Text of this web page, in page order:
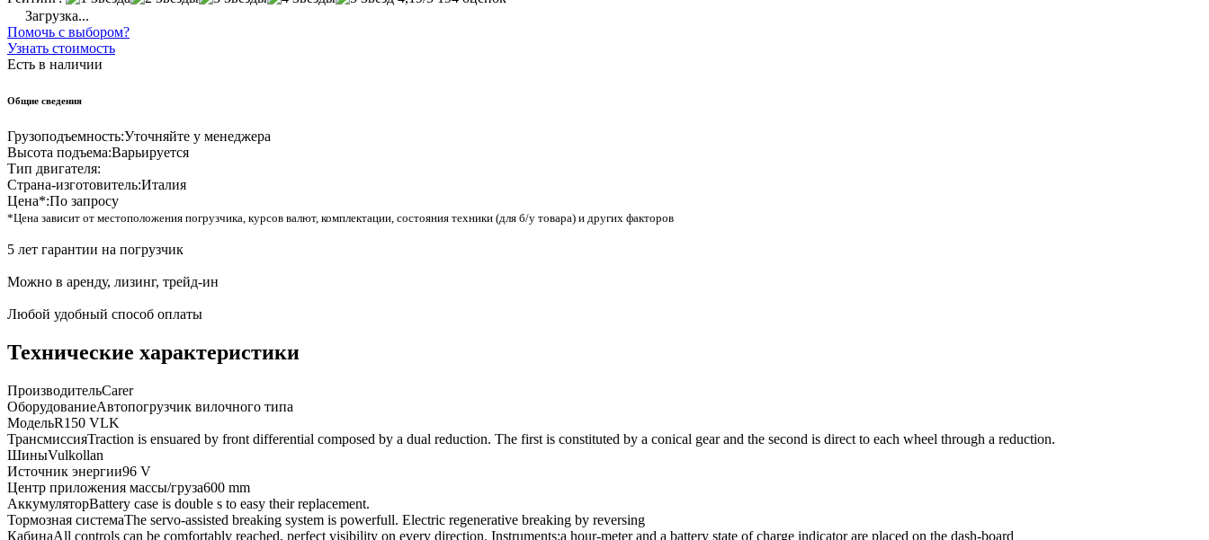
Загрузка...
Помочь с выбором?
Узнать стоимость
Есть в наличии
Общие сведения
Грузоподъемность:Уточняйте у менеджера
Высота подъема:Варьируется
Тип двигателя:
Страна-изготовитель:Италия
Цена*:По запросу
*Цена зависит от местоположения погрузчика, курсов валют, комплектации, состояния техники (для б/у товара) и других факторов
5 лет гарантии на погрузчик
Можно в аренду, лизинг, трейд-ин
Любой удобный способ оплаты
Технические характеристики
ПроизводительCarer
ОборудованиеАвтопогрузчик вилочного типа
МодельR150 VLK
ТрансмиссияTraction is ensuared by front differential composed by a dual reduction. The first is constituted by a conical gear and the second is direct to each wheel through a reduction.
ШиныVulkollan
Источник энергии96 V
Центр приложения массы/груза600 mm
АккумуляторBattery case is double s to easy their replacement.
Тормозная системаThe servo-assisted breaking system is powerfull. Electric regenerative breaking by reversing
КабинаAll controls can be comfortably reached, perfect visibility on every direction. Instruments:a hour-meter and a battery state of charge indicator are placed on the dash-board